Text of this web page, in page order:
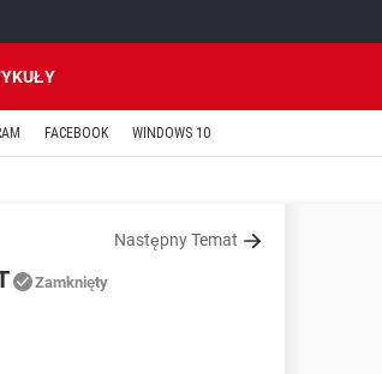
FACEBOOK WINDOWS 10
Następny Temat
Zamknięty